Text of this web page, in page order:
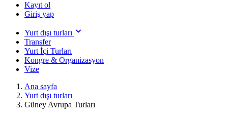
Kayıt ol
Giriş yap
Yurt dışı turları
Transfer
Yurt İçi Turları
Kongre & Organizasyon
Vize
Ana sayfa
Yurt dışı turları
Güney Avrupa Turları